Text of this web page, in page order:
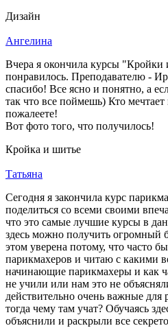
Дизайн
Ангелина
Вчера я окончила курсы "Кройки
понравилось. Преподавателю -
спасибо! Все ясно и понятно, а
так что все поймешь) Кто
пожалеете!
Вот фото того, что получилось!
Кройка и шитье
Татьяна
Сегодня я закончила курс
поделиться со всеми своими
что это самые лучшие курсы в
здесь можно получить огромный
этом уверена потому, что часто
парикмахеров и читаю с какими
начинающие парикмахеры и как
не учили или нам это не
действительно очень важные для
тогда чему там учат? Обучаясь
объяснили и раскрыли все